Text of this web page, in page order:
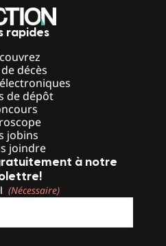
rapides
décès
de dépôt
jobins
joindre
à notre
(Nécessaire)